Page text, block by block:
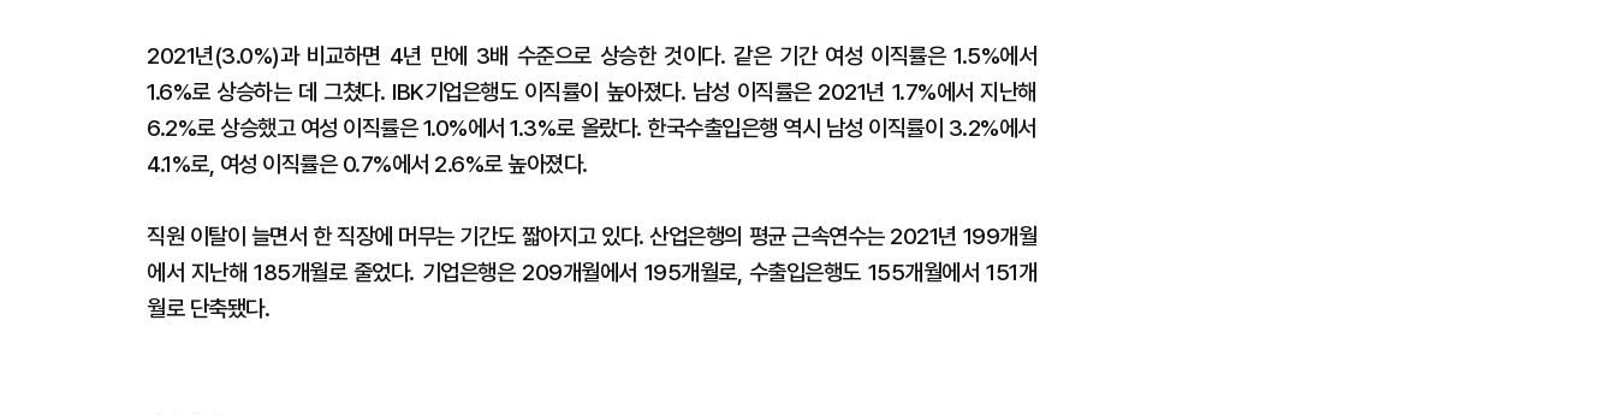
2021년(3.0%)과 비교하면 4년 만에 3배 수준으로 상승한 것이다. 같은 기간 여성 이직률은 1.5%에서
1.6%로 상승하는 데 그쳤다. IBK기업은행도 이직률이 높아졌다. 남성 이직률은 2021년 1.7%에서 지난해
6.2%로 상승했고 여성 이직률은 1.0%에서 1.3%로 올랐다. 한국수출입은행 역시 남성 이직률이 3.2%에서
4.1%로, 여성 이직률은 0.7%에서 2.6%로 높아졌다.
직원 이탈이 늘면서 한 직장에 머무는 기간도 짧아지고 있다. 산업은행의 평균 근속연수는 2021년 199개월
에서 지난해 185개월로 줄었다. 기업은행은 209개월에서 195개월로, 수출입은행도 155개월에서 151개
월로 단축됐다.